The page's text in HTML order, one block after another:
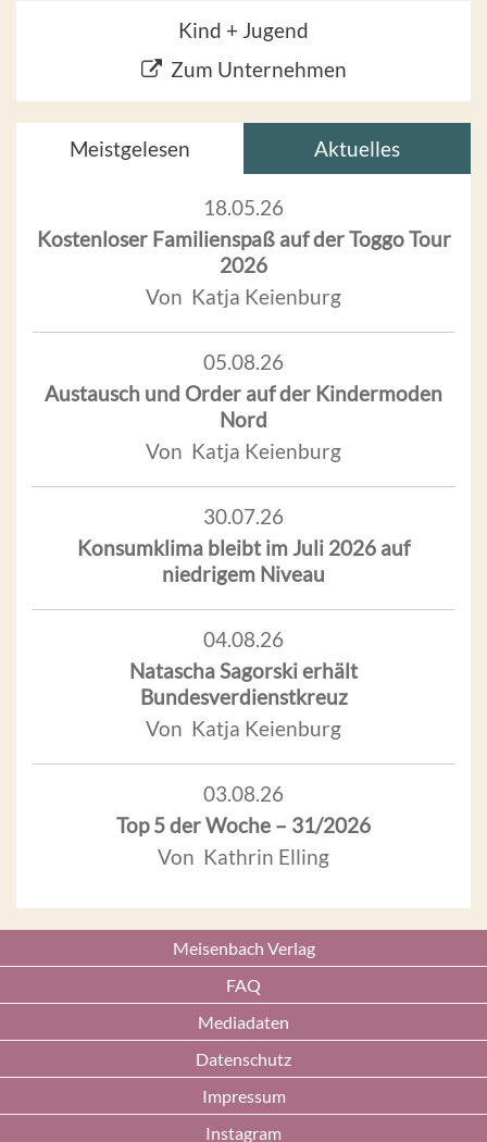
Kind + Jugend
Zum Unternehmen
Meistgelesen Aktuelles
18.05.26
Kostenloser Familienspaß auf der Toggo Tour
2026
Von Katja Keienburg
05.08.26
Austausch und Order auf der Kindermoden
Nord
Von Katja Keienburg
30.07.26
Konsumklima bleibt im Juli 2026 auf
niedrigem Niveau
04.08.26
Natascha Sagorski erhält
Bundesverdienstkreuz
Von Katja Keienburg
03.08.26
Top 5 der Woche – 31/2026
Von Kathrin Elling
Meisenbach Verlag
FAQ
Mediadaten
Datenschutz
Impressum
Instagram